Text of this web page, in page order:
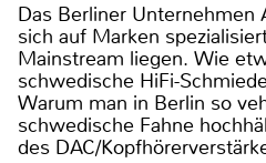
Das Berliner Unternehmen
sich auf Marken
Mainstream liegen. Wie
schwedische HiFi-
Warum man in Berlin so
schwedische Fahne
des DAC/